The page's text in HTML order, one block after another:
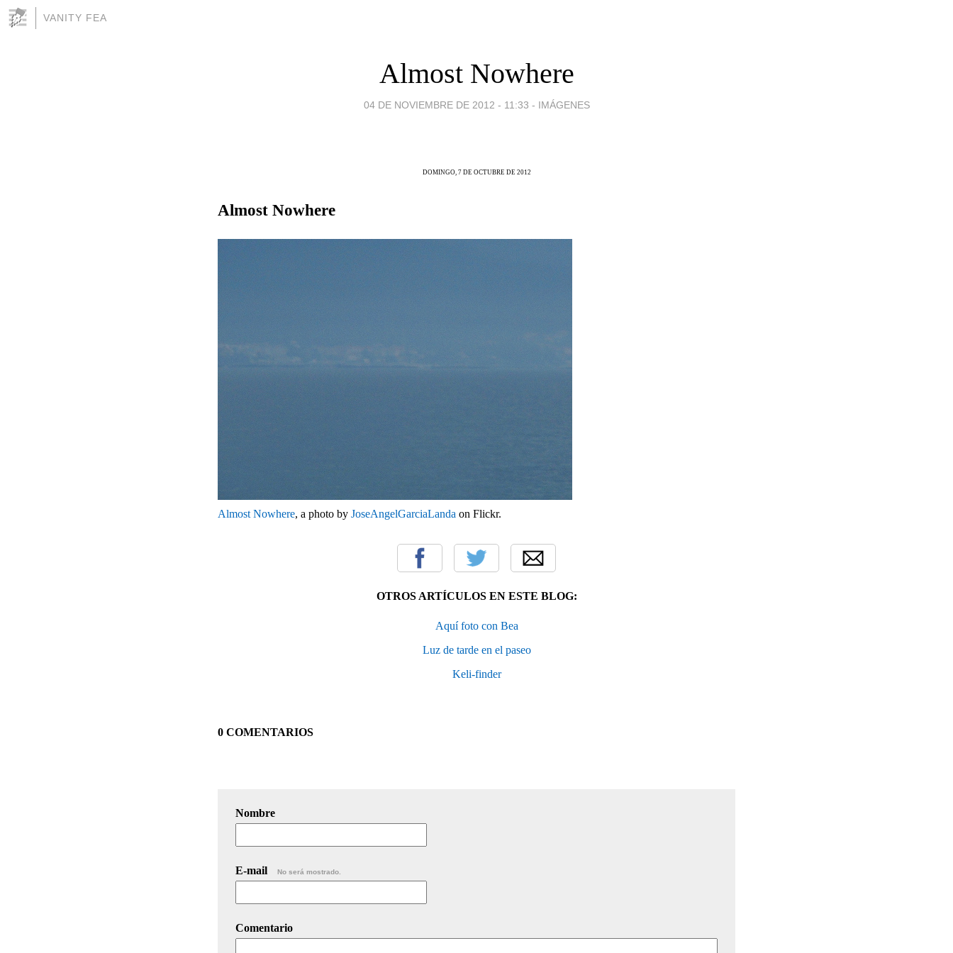
VANITY FEA
Almost Nowhere
04 DE NOVIEMBRE DE 2012 - 11:33 - IMÁGENES
DOMINGO, 7 DE OCTUBRE DE 2012
Almost Nowhere
Almost Nowhere, a photo by JoseAngelGarciaLanda on Flickr.
OTROS ARTÍCULOS EN ESTE BLOG:
Aquí foto con Bea
Luz de tarde en el paseo
Keli-finder
0 COMENTARIOS
Nombre
E-mail No será mostrado.
Comentario